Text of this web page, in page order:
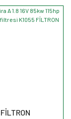
FİLTRON